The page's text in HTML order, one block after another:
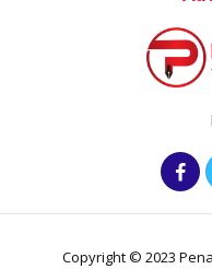
Copyright © 2023